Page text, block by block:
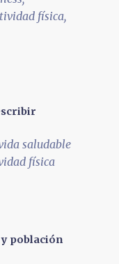
física,
saludable
física
población